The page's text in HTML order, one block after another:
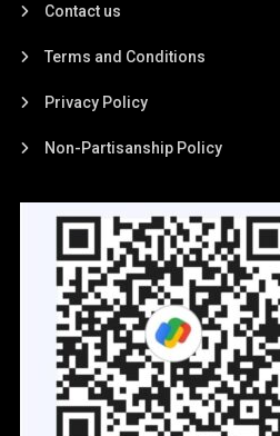
Contact us
Terms and Conditions
Privacy Policy
Non-Partisanship Policy